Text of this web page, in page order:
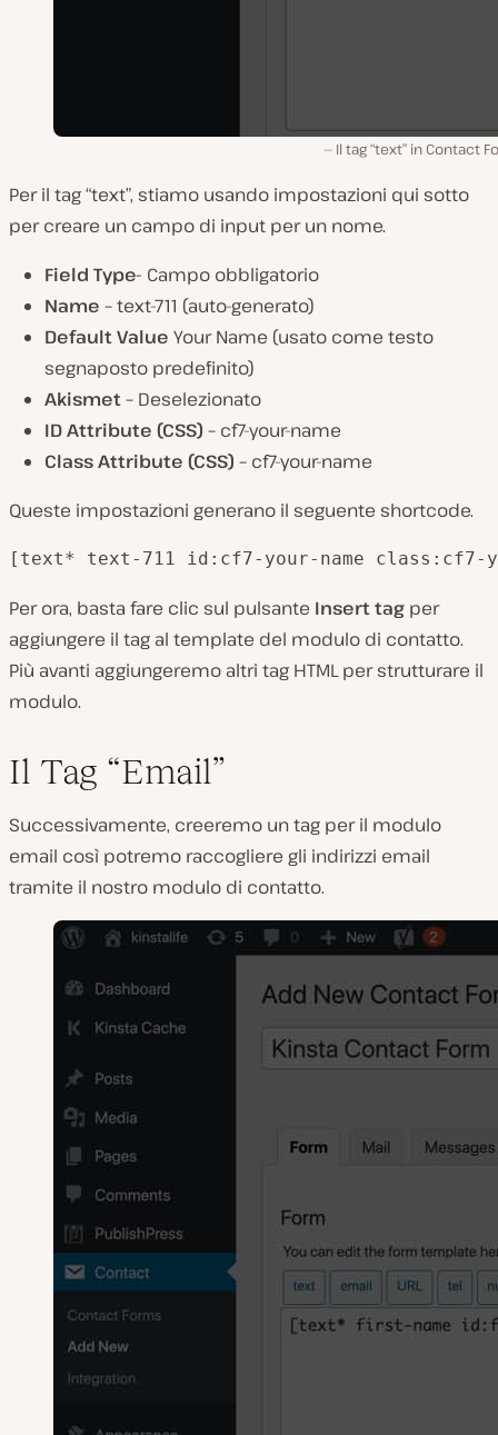
Il tag “text” in Contact
Per il tag “text”, stiamo usando impostazioni qui sotto
per creare un campo di input per un nome.
Field Type- Campo obbligatorio
Name –text-711 (auto-generato)
Default Value Your Name (usato come testo
segnaposto predefinito)
Akismet – Deselezionato
ID Attribute (CSS) – cf7-your-name
Class Attribute (CSS) – cf7-your-name
Queste impostazioni generano il seguente shortcode.
[text* text-711 id:cf7-your-name class:cf7-
Per ora, basta fare clic sul pulsante Insert tag per
aggiungere il tag al template del modulo di contatto.
Più avanti aggiungeremo altri tag HTML per strutturare il
modulo.
Il Tag “Email”
Successivamente, creeremo un tag per il modulo
email così potremo raccogliere gli indirizzi email
tramite il nostro modulo di contatto.